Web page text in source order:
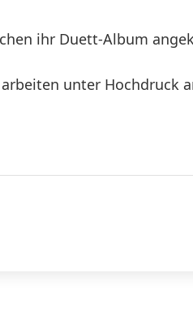
ihr Duett-Album
unter Hochdruck